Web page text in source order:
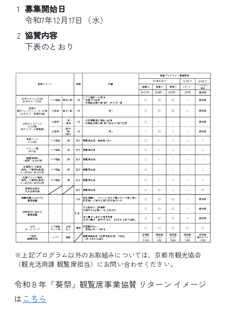
募集開始日
令和7年12月17日（水）
協賛内容
下表のとおり
※上記プログラム以外のお取組みについては、京都市観光協会
（観光活用課 観覧席担当）にお問い合わせください。
令和８年「葵祭」観覧席事業協賛 リターン イメージ
は こちら